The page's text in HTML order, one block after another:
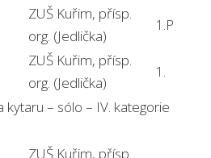
ZUŠ Kuřim, přísp.
org. (Jedlička)
1.P
ZUŠ Kuřim, přísp.
org. (Jedlička)
1.
kytaru – sólo – IV. kategorie
ZUŠ Kuřim, přísp.